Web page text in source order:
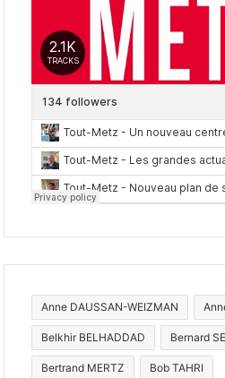
Anne DAUSSAN-WEIZMAN
Belkhir BELHADDAD Bernard
Bertrand MERTZ Bob TAHRI